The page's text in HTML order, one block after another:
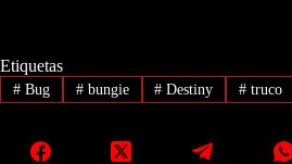
Etiquetas
#Bug #bungie # Destiny # truco